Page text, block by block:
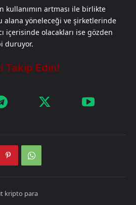
kullanımın artması ile birlikte
alana yöneleceği ve şirketlerinde
içerisinde olacakları ise gözden
duruyor.
kripto para